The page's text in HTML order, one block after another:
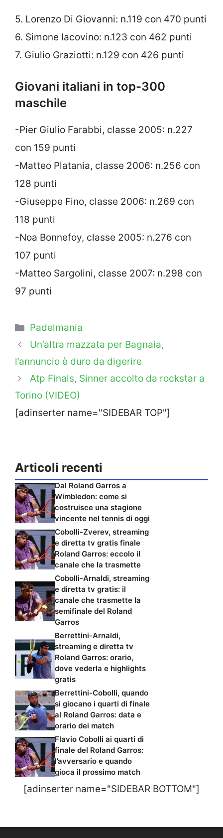
5. Lorenzo Di Giovanni: n.119 con 470 punti
6. Simone Iacovino: n.123 con 462 punti
7. Giulio Graziotti: n.129 con 426 punti
Giovani italiani in top-300
maschile
-Pier Giulio Farabbi, classe 2005: n.227
con 159 punti
-Matteo Platania, classe 2006: n.256 con
128 punti
-Giuseppe Fino, classe 2006: n.269 con
118 punti
-Noa Bonnefoy, classe 2005: n.276 con
107 punti
-Matteo Sargolini, classe 2007: n.298 con
97 punti
Categorie
Padelmania
Un’altra mazzata per Bagnaia,
l’annuncio è duro da digerire
Atp Finals, Sinner accolto da rockstar a
Torino (VIDEO)
[adinserter name="SIDEBAR TOP"]
Articoli recenti
Dal Roland Garros a
Wimbledon: come si
costruisce una stagione
vincente nel tennis di oggi
Cobolli-Zverev, streaming
e diretta tv gratis finale
Roland Garros: eccolo il
canale che la trasmette
Cobolli-Arnaldi, streaming
e diretta tv gratis: il
canale che trasmette la
semifinale del Roland
Garros
Berrettini-Arnaldi,
streaming e diretta tv
Roland Garros: orario,
dove vederla e highlights
gratis
Berrettini-Cobolli, quando
si giocano i quarti di finale
al Roland Garros: data e
orario dei match
Flavio Cobolli ai quarti di
finale del Roland Garros:
l’avversario e quando
gioca il prossimo match
[adinserter name="SIDEBAR BOTTOM"]